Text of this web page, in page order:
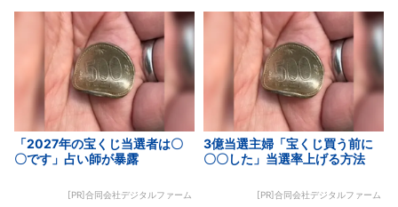
「2027年の宝くじ当選者は〇
〇です」占い師が暴露
[PR]合同会社デジタルファーム
3億当選主婦「宝くじ買う前に
〇〇した」当選率上げる方法
[PR]合同会社デジタルファーム